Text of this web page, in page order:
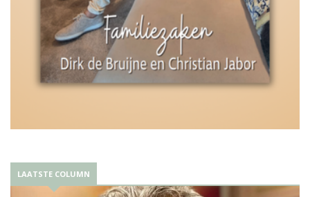
LAATSTE COLUMN